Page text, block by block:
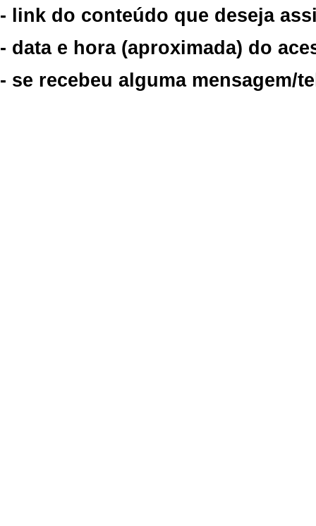
- link do conteúdo que deseja
- data e hora (aproximada) do
- se recebeu alguma mensagem/